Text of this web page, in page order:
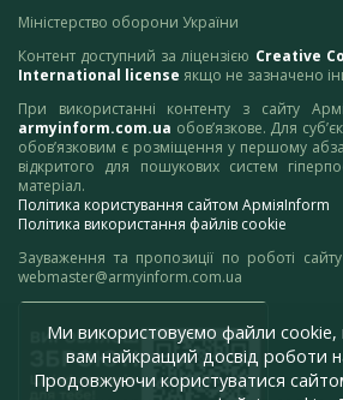
Міністерство оборони України
Контент доступний за ліцензією Creative
International license якщо не зазначено
При використанні контенту з сайту
armyinform.com.ua обов’язкове. Для
обов’язковим є розміщення у першому
відкритого для пошукових систем
матеріал.
Політика користування сайтом АрміяInform
Політика використання файлів cookie
Зауваження та пропозиції по роботі
webmaster@armyinform.com.ua
Ми використовуємо файли
вам найкращий досвід роботи
Продовжуючи користуватися